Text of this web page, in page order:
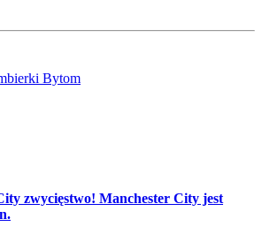
Bytom
zwycięstwo! Manchester City jest